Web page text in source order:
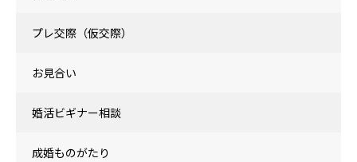
プレ交際（仮交際）
お見合い
婚活ビギナー相談
成婚ものがたり